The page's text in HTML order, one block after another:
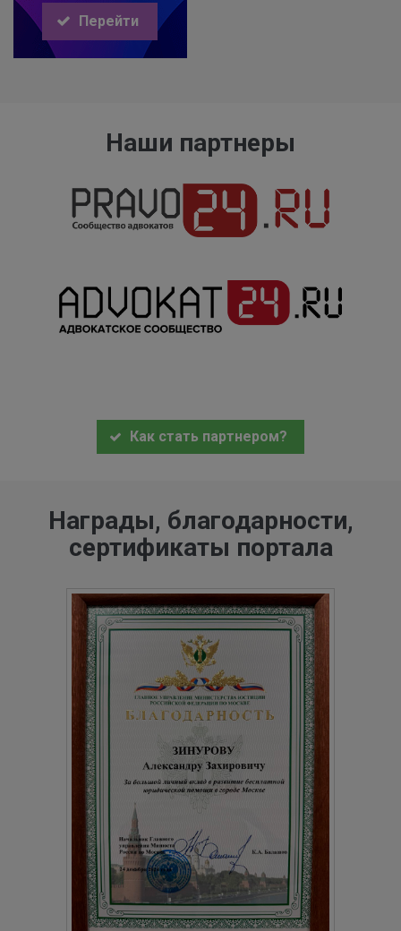
Перейти
Наши партнеры
Как стать партнером?
Награды, благодарности,
сертификаты портала